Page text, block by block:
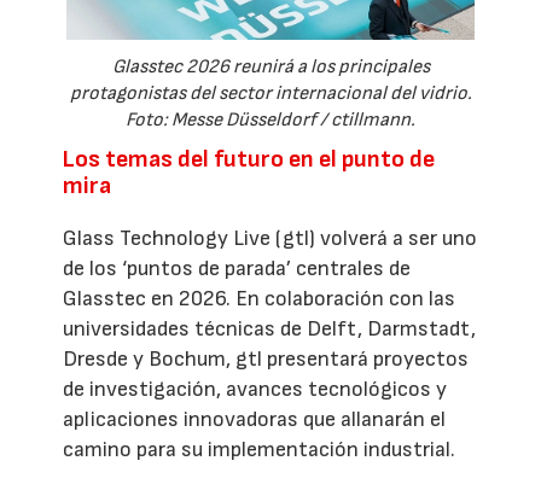
Glasstec 2026 reunirá a los principales
protagonistas del sector internacional del vidrio.
Foto: Messe Düsseldorf / ctillmann.
Los temas del futuro en el punto de
mira
Glass Technology Live (gtl) volverá a ser uno
de los ‘puntos de parada’ centrales de
Glasstec en 2026. En colaboración con las
universidades técnicas de Delft, Darmstadt,
Dresde y Bochum, gtl presentará proyectos
de investigación, avances tecnológicos y
aplicaciones innovadoras que allanarán el
camino para su implementación industrial.